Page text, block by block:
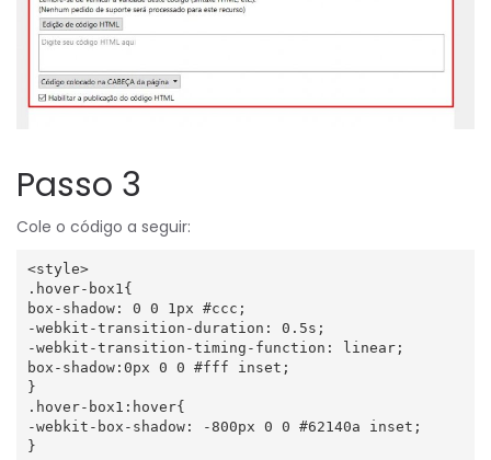
Passo 3
Cole o código a seguir:
<style>
.hover-box1{
box-shadow: 0 0 1px #ccc;
-webkit-transition-duration: 0.5s;
-webkit-transition-timing-function: linear;
box-shadow:0px 0 0 #fff inset;
}
.hover-box1:hover{
-webkit-box-shadow: -800px 0 0 #62140a inset;
}